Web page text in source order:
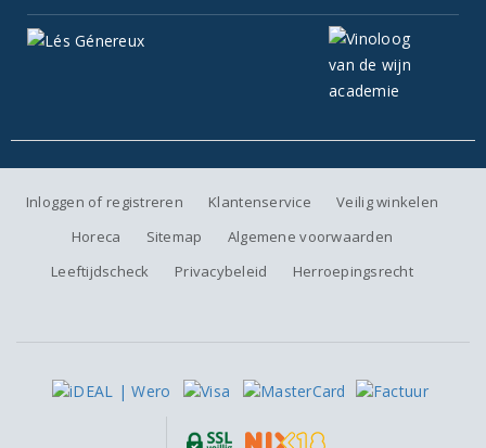
Inloggen of registreren Klantenservice
Veilig winkelen
Horeca
Sitemap
Algemene voorwaarden
Leeftijdscheck
Privacybeleid Herroepingsrecht